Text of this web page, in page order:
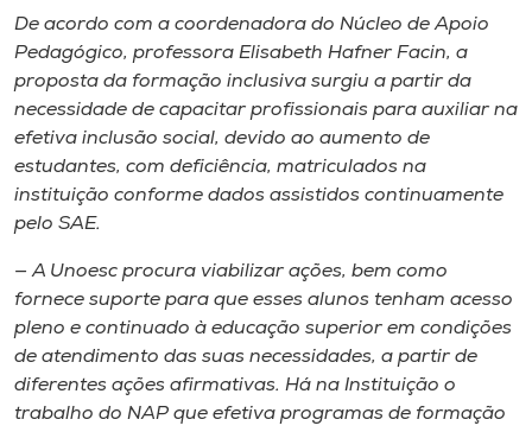
Rádio
Museu
Unoesc
Store
Selecione
De acordo com a coordenadora do Núcleo de Apoio
Pedagógico, professora Elisabeth Hafner Facin, a
proposta da formação inclusiva surgiu a partir da
necessidade de capacitar profissionais para auxiliar na
efetiva inclusão social, devido ao aumento de
estudantes, com deficiência, matriculados na
instituição conforme dados assistidos continuamente
pelo SAE.
— A Unoesc procura viabilizar ações, bem como
fornece suporte para que esses alunos tenham acesso
pleno e continuado à educação superior em condições
de atendimento das suas necessidades, a partir de
diferentes ações afirmativas. Há na Instituição o
trabalho do NAP que efetiva programas de formação